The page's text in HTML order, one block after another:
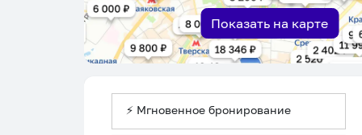
Показать на карте
⚡ Мгновенное бронирование